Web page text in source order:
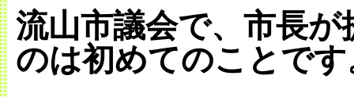
流山市議会で、市長
のは初めてのことです